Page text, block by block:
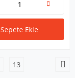
Sepete Ekle
13